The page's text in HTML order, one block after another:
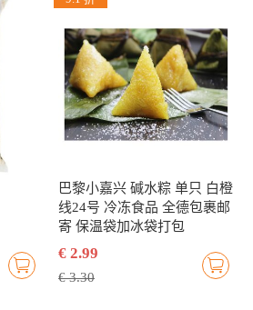
巴黎小嘉兴 碱水粽 单只 白橙
线24号 冷冻食品 全德包裹邮
寄 保温袋加冰袋打包
€ 2.99
€ 3.30